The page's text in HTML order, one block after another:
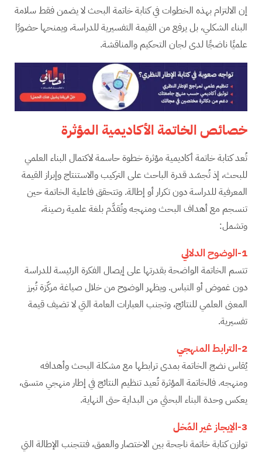
إن الالتزام بهذه الخطوات في كتابة خاتمة البحث لا يضمن فقط سلامة
البناء الشكلي، بل يرفع من القيمة التفسيرية للدراسة، ويمنحها حضورًا
علميًا ناضجًا لدى لجان التحكيم والمناقشة.
خصائص الخاتمة الأكاديمية المؤثرة
تُعد كتابة خاتمة أكاديمية مؤثرة خطوة حاسمة لاكتمال البناء العلمي
للبحث، إذ تُجسّد قدرة الباحث على التركيب والاستنتاج وإبراز القيمة
المعرفية للدراسة دون تكرار أو إطالة. وتتحقق فاعلية الخاتمة حين
تنسجم مع أهداف البحث ومنهجه وتُقدَّم بلغة علمية رصينة،
وتشمل:
1-الوضوح الدلالي
تتسم الخاتمة الواضحة بقدرتها على إيصال الفكرة الرئيسة للدراسة
دون غموض أو التباس. ويظهر الوضوح من خلال صياغة مركّزة تُبرز
المعنى العلمي للنتائج، وتجنب العبارات العامة التي لا تضيف قيمة
تفسيرية.
2-الترابط المنهجي
يُقاس نضج الخاتمة بمدى ترابطها مع مشكلة البحث وأهدافه
ومنهجه. فالخاتمة المؤثرة تُعيد تنظيم النتائج في إطار منهجي متسق،
يعكس وحدة البناء البحثي من البداية حتى النهاية.
3-الإيجاز غير المُخل
توازن كتابة خاتمة ناجحة بين الاختصار والعمق، فتتجنب الإطالة التي